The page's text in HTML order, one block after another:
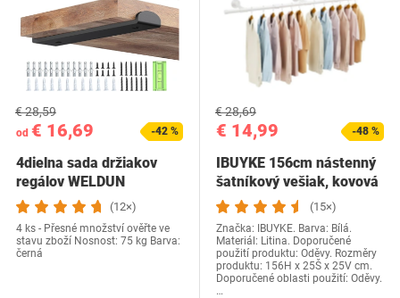
od € 16,69
€ 28,59
-42 %
4dielna sada držiakov
regálov WELDUN
(12×)
4 ks - Přesné množství ověřte ve
stavu zboží Nosnost: 75 kg Barva:
černá
€ 14,99
€ 28,69
-48 %
IBUYKE 156cm nástenný
šatníkový vešiak, kovová
priemyselná…
(15×)
Značka: IBUYKE. Barva: Bílá.
Materiál: Litina. Doporučené
použití produktu: Oděvy. Rozměry
produktu: 156H x 25Š x 25V cm.
Doporučené oblasti použití: Oděvy.
…